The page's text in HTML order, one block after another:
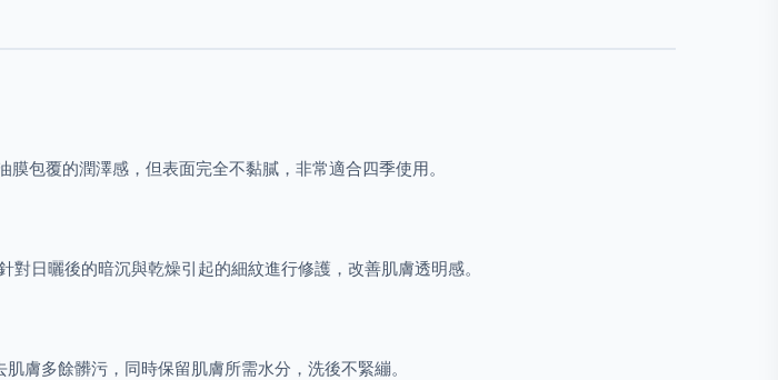
包覆的潤澤感，但表面完全不黏膩，非常適合四季使用。
日曬後的暗沉與乾燥引起的細紋進行修護，改善肌膚透明感。
膚多餘髒污，同時保留肌膚所需水分，洗後不緊繃。